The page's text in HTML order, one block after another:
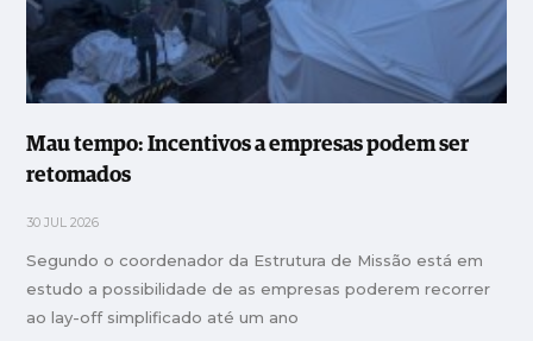
Mau tempo: Incentivos a empresas podem ser
retomados
30 JUL 2026
Segundo o coordenador da Estrutura de Missão está em
estudo a possibilidade de as empresas poderem recorrer
ao lay-off simplificado até um ano